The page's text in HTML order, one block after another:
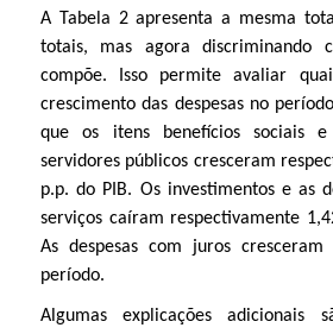
A Tabela 2 apresenta a mesma
totais, mas agora discriminando
compõe. Isso permite avaliar
crescimento das despesas no
que os itens benefícios sociais e
servidores públicos cresceram
p.p. do PIB. Os investimentos e as
serviços caíram respectivamente
As despesas com juros
período.
Algumas explicações adicionais